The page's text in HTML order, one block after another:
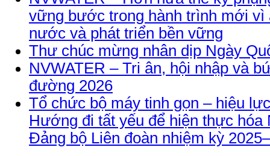
vững bước trong hành trình mới vì
nước và phát triển bền vững
Thư chúc mừng nhân dịp Ngày
NVWATER – Tri ân, hội nhập và
đường 2026
Tổ chức bộ máy tinh gọn – hiệu
Hướng đi tất yếu để hiện thực hóa
Đảng bộ Liên đoàn nhiệm kỳ